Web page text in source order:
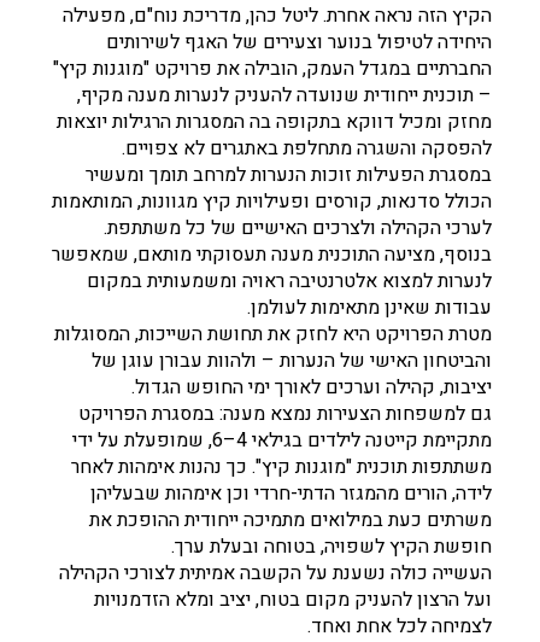
הקיץ הזה נראה אחרת. ליטל כהן, מדריכת נוח"ם, מפעילה
היחידה לטיפול בנוער וצעירים של האגף לשירותים
החברתיים במגדל העמק, הובילה את פרויקט "מוגנות קיץ"
– תוכנית ייחודית שנועדה להעניק לנערות מענה מקיף,
מחזק ומכיל דווקא בתקופה בה המסגרות הרגילות יוצאות
להפסקה והשגרה מתחלפת באתגרים לא צפויים.
במסגרת הפעילות זוכות הנערות למרחב תומך ומעשיר
הכולל סדנאות, קורסים ופעילויות קיץ מגוונות, המותאמות
לערכי הקהילה ולצרכים האישיים של כל משתתפת.
בנוסף, מציעה התוכנית מענה תעסוקתי מותאם, שמאפשר
לנערות למצוא אלטרנטיבה ראויה ומשמעותית במקום
עבודות שאינן מתאימות לעולמן.
מטרת הפרויקט היא לחזק את תחושת השייכות, המסוגלות
והביטחון האישי של הנערות – ולהוות עבורן עוגן של
יציבות, קהילה וערכים לאורך ימי החופש הגדול.
גם למשפחות הצעירות נמצא מענה: במסגרת הפרויקט
מתקיימת קייטנה לילדים בגילאי 4–6, שמופעלת על ידי
משתתפות תוכנית "מוגנות קיץ". כך נהנות אימהות לאחר
לידה, הורים מהמגזר הדתי-חרדי וכן אימהות שבעליהן
משרתים כעת במילואים מתמיכה ייחודית ההופכת את
חופשת הקיץ לשפויה, בטוחה ובעלת ערך.
העשייה כולה נשענת על הקשבה אמיתית לצורכי הקהילה
ועל הרצון להעניק מקום בטוח, יציב ומלא הזדמנויות
לצמיחה לכל אחת ואחד.